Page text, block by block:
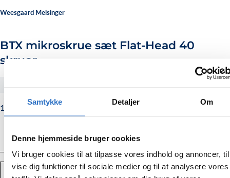
Samtykke Detaljer Om
Denne hjemmeside bruger cookies
Vi bruger cookies til at tilpasse vores indhold og annoncer,
vise dig funktioner til sociale medier og til at analysere vores
Weesgaard Meisinger
BTX mikroskrue sæt Flat-Head 40
skruer
13.065,00
kr.
Normalpris
13.065,00 kr.
Antal
TILFØJ TIL KURV